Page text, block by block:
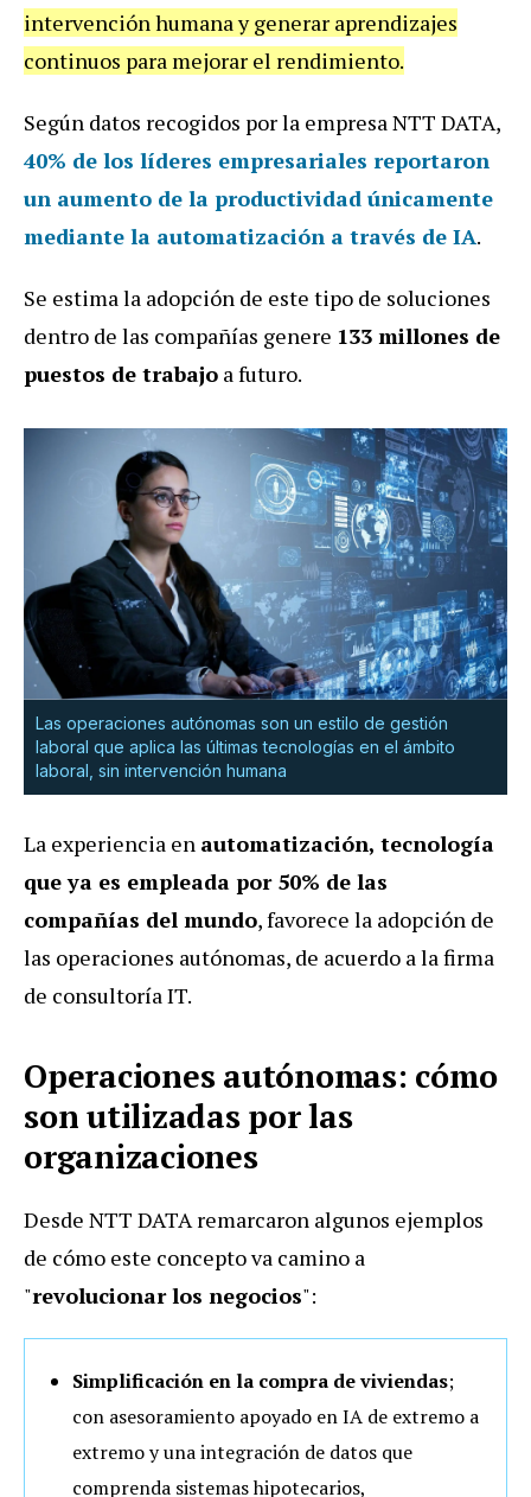
intervención humana y generar aprendizajes
continuos para mejorar el rendimiento.
Según datos recogidos por la empresa NTT DATA,
40% de los líderes empresariales reportaron
un aumento de la productividad únicamente
mediante la automatización a través de IA.
Se estima la adopción de este tipo de soluciones
dentro de las compañías genere 133 millones de
puestos de trabajo a futuro.
Las operaciones autónomas son un estilo de gestión
laboral que aplica las últimas tecnologías en el ámbito
laboral, sin intervención humana
La experiencia en automatización, tecnología
que ya es empleada por 50% de las
compañías del mundo, favorece la adopción de
las operaciones autónomas, de acuerdo a la firma
de consultoría IT.
Operaciones autónomas: cómo
son utilizadas por las
organizaciones
Desde NTT DATA remarcaron algunos ejemplos
de cómo este concepto va camino a
"revolucionar los negocios":
Simplificación en la compra de viviendas;
con asesoramiento apoyado en IA de extremo a
extremo y una integración de datos que
comprenda sistemas hipotecarios,